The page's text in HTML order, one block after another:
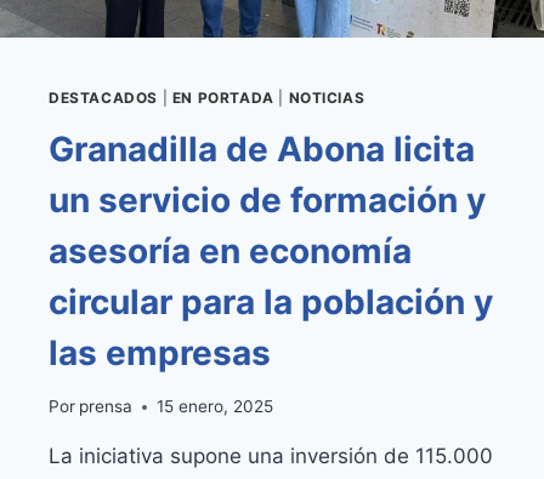
HASTA
SOTAVENTO
DESTACADOS EN PORTADA NOTICIAS
Granadilla de Abona licita
un servicio de formación y
asesoría en economía
circular para la población y
las empresas
Por prensa 15 enero, 2025
La iniciativa supone una inversión de 115.000